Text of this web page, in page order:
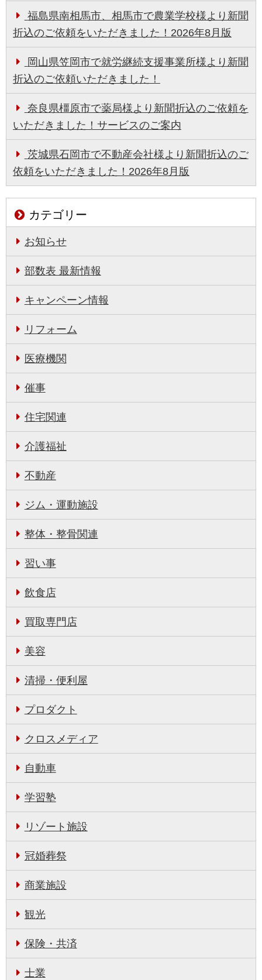
福島県南相馬市、相馬市で農業学校様より新聞
折込のご依頼をいただきました！2026年8月版
岡山県笠岡市で就労継続支援事業所様より新聞
折込のご依頼いただきました！
奈良県橿原市で薬局様より新聞折込のご依頼を
いただきました！サービスのご案内
茨城県石岡市で不動産会社様より新聞折込のご
依頼をいただきました！2026年8月版
カテゴリー
お知らせ
部数表 最新情報
キャンペーン情報
リフォーム
医療機関
催事
住宅関連
介護福祉
不動産
ジム・運動施設
整体・整骨関連
習い事
飲食店
買取専門店
美容
清掃・便利屋
プロダクト
クロスメディア
自動車
学習塾
リゾート施設
冠婚葬祭
商業施設
観光
保険・共済
士業